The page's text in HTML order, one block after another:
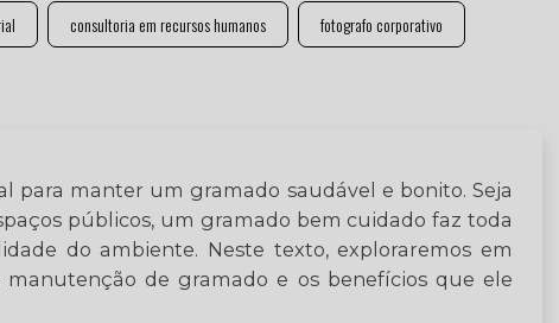
consultoria em recursos humanos fotografo corporativo
para manter um gramado saudável e bonito. Seja
públicos, um gramado bem cuidado faz toda
do ambiente. Neste texto, exploraremos em
de gramado e os benefícios que ele